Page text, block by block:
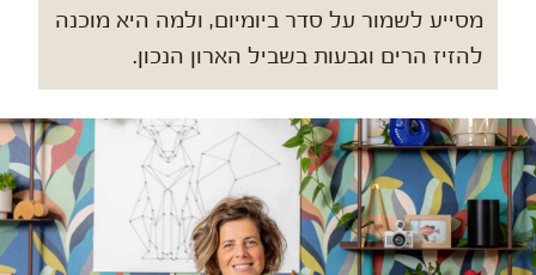
מסייע לשמור על סדר ביומיום, ולמה היא מוכנה
להזיז הרים וגבעות בשביל הארון הנכון.